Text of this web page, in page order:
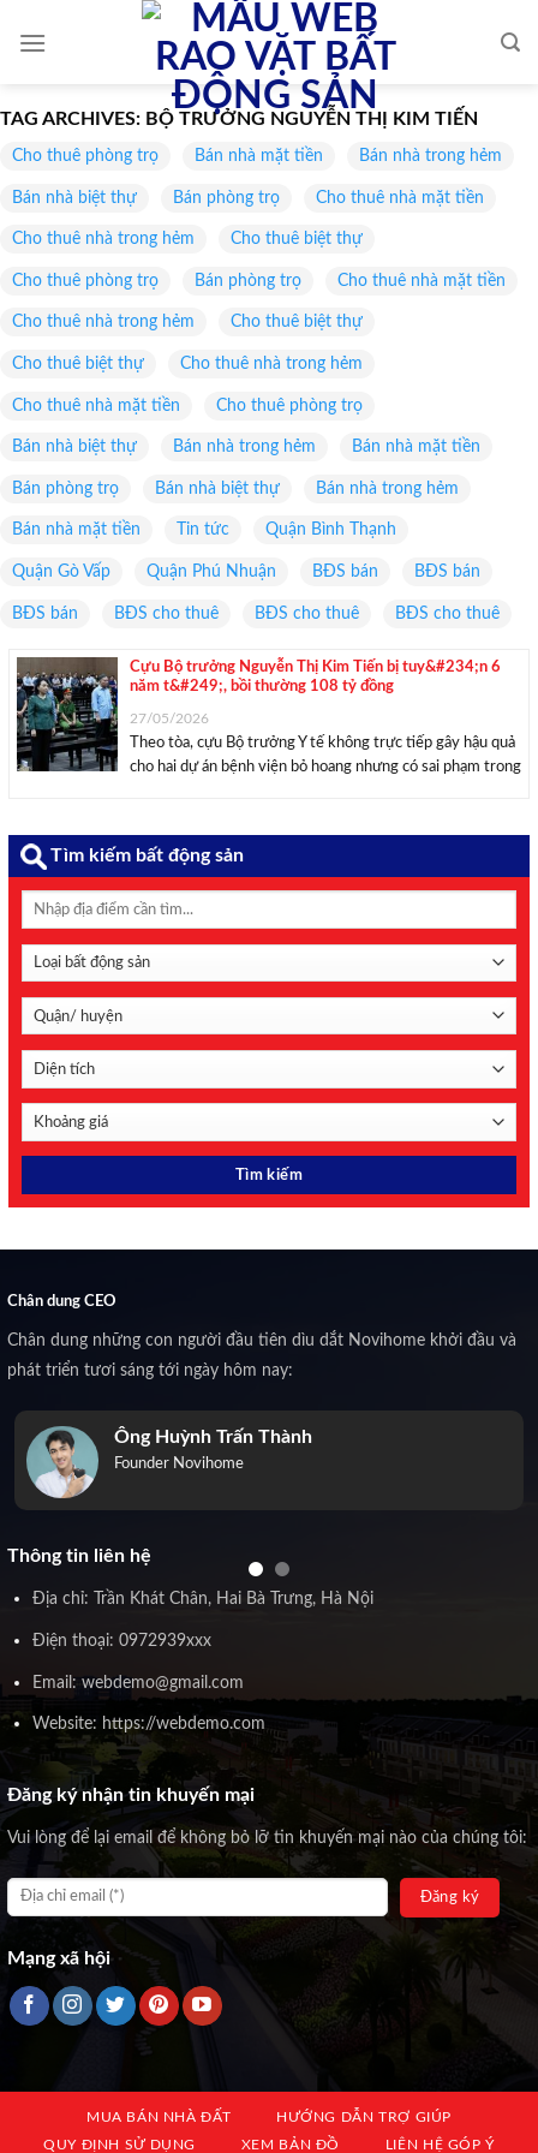
TAG ARCHIVES: BỘ TRƯỞNG NGUYỄN THỊ KIM TIẾN
Cho thuê phòng trọ Bán nhà mặt tiền Bán nhà trong hẻm
Bán nhà biệt thự Bán phòng trọ Cho thuê nhà mặt tiền
Cho thuê nhà trong hẻm Cho thuê biệt thự
Cho thuê phòng trọ Bán phòng trọ Cho thuê nhà mặt tiền
Cho thuê nhà trong hẻm Cho thuê biệt thự
Cho thuê biệt thự Cho thuê nhà trong hẻm
Cho thuê nhà mặt tiền Cho thuê phòng trọ
Bán nhà biệt thự Bán nhà trong hẻm Bán nhà mặt tiền
Bán phòng trọ Bán nhà biệt thự Bán nhà trong hẻm
Bán nhà mặt tiền Tin tức Quận Bình Thạnh
Quận Gò Vấp Quận Phú Nhuận BĐS bán BĐS bán
BĐS bán BĐS cho thuê BĐS cho thuê BĐS cho thuê
Cựu Bộ trưởng Nguyễn Thị Kim Tiến bị tuy&#234;n 6
năm t&#249;, bồi thường 108 tỷ đồng
27/05/2026
Theo tòa, cựu Bộ trưởng Y tế không trực tiếp gây hậu quả
cho hai dự án bệnh viện bỏ hoang nhưng có sai phạm trong
Tìm kiếm bất động sản
Chân dung CEO
Chân dung những con người đầu tiên dìu dắt Novihome khởi đầu và
phát triển tươi sáng tới ngày hôm nay:
Ông Huỳnh Trấn Thành
Founder Novihome
Thông tin liên hệ
Địa chỉ: Trần Khát Chân, Hai Bà Trưng, Hà Nội
Điện thoại: 0972939xxx
Email: webdemo@gmail.com
Website: https://webdemo.com
Đăng ký nhận tin khuyến mại
Vui lòng để lại email để không bỏ lỡ tin khuyến mại nào của chúng tôi:
Mạng xã hội
MUA BÁN NHÀ ĐẤT
HƯỚNG DẪN TRỢ GIÚP
QUY ĐỊNH SỬ DỤNG
XEM BẢN ĐỒ LIÊN HỆ GÓP Ý